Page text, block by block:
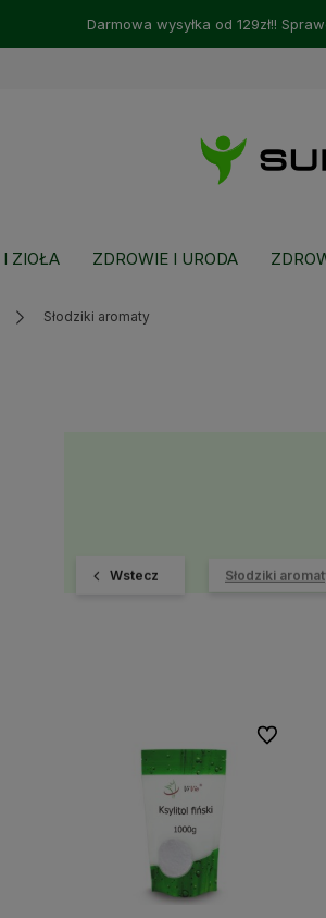
Darmowa wysyłka od 129zł!!
ZIOŁA ZDROWIE I URODA
Słodziki aromaty
Wstecz Słodziki
Do